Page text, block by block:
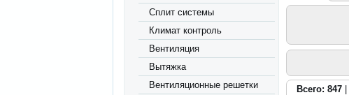
Сплит системы
Климат контроль
Вентиляция
Вытяжка
Вентиляционные решетки
Всего: 847|